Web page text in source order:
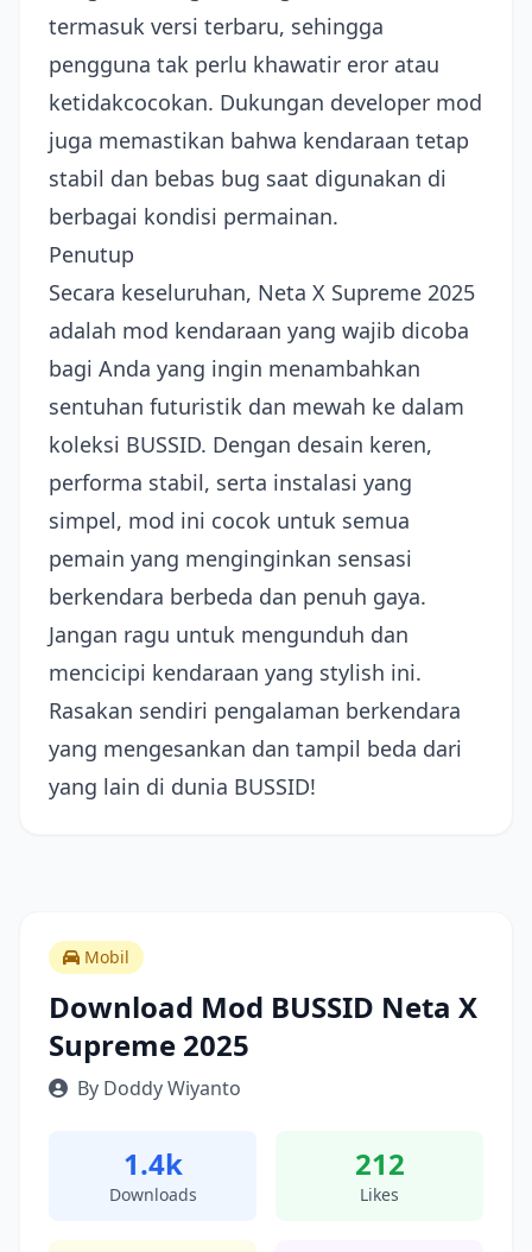
termasuk versi terbaru, sehingga
pengguna tak perlu khawatir eror atau
ketidakcocokan. Dukungan developer mod
juga memastikan bahwa kendaraan tetap
stabil dan bebas bug saat digunakan di
berbagai kondisi permainan.
Penutup
Secara keseluruhan, Neta X Supreme 2025
adalah mod kendaraan yang wajib dicoba
bagi Anda yang ingin menambahkan
sentuhan futuristik dan mewah ke dalam
koleksi BUSSID. Dengan desain keren,
performa stabil, serta instalasi yang
simpel, mod ini cocok untuk semua
pemain yang menginginkan sensasi
berkendara berbeda dan penuh gaya.
Jangan ragu untuk mengunduh dan
mencicipi kendaraan yang stylish ini.
Rasakan sendiri pengalaman berkendara
yang mengesankan dan tampil beda dari
yang lain di dunia BUSSID!
Mobil
Download Mod BUSSID Neta X
Supreme 2025
By Doddy Wiyanto
1.4k
Downloads
212
Likes